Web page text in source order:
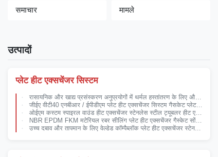
समाचार मामले
उत्पादों
प्लेट हीट एक्सचेंजर सिस्टम
रासायनिक और खाद्य प्रसंस्करण अनुप्रयोगों में थर्मल हस्तांतरण के लिए औद्योगिक प्लेट हीट एक्सचेंजर सिस्टम
जीईए वीटी40 एनबीआर / ईपीडीएम प्लेट हीट एक्सचेंजर सिस्टम गैसकेट प्लेट हीट एक्सचेंजर के लिए
ओईएम कस्टम स्पाइरल वाउंड हीट एक्सचेंजर स्टेनलेस स्टील ट्यूबलर हीट एक्सचेंजर
NBR EPDM FKM मटेरियल रबर सीलिंग प्लेट हीट एक्सचेंजर गैस्केट सोंडेक्स सीरीज s43 ग्लूड या क्लिप टाइप
उच्च दबाव और तापमान के लिए वेल्डेड कॉम्पैब्लॉक प्लेट हीट एक्सचेंजर स्टेनलेस स्टील कस्टम औद्योगिक हीट एक्सचेंजर